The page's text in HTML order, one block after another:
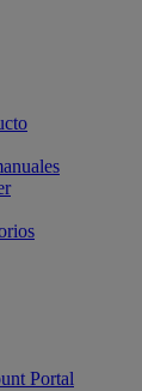
Portal